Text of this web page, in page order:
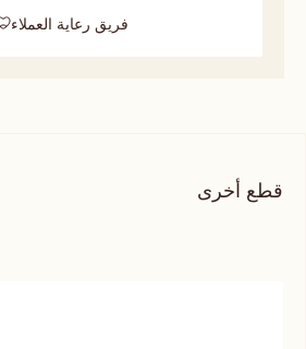
فريق رعاية العملاء
قطع أخرى